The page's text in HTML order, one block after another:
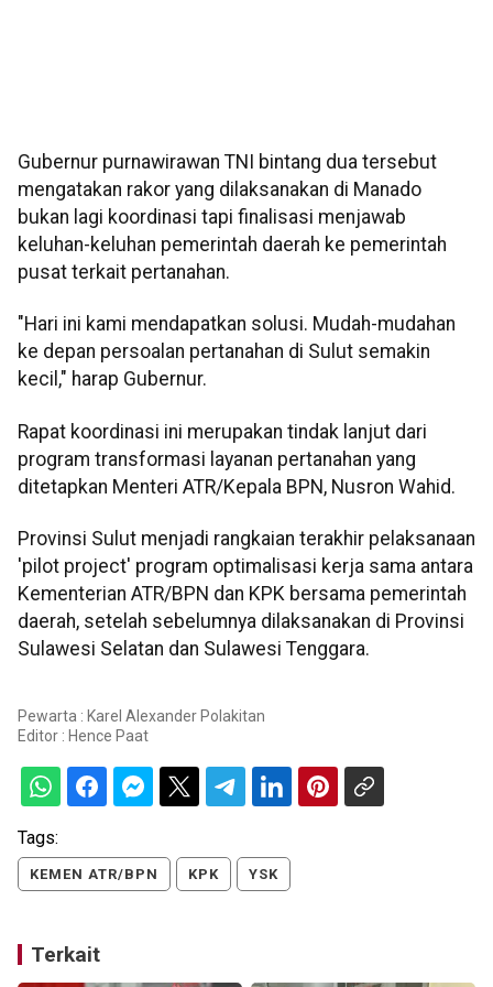
Gubernur purnawirawan TNI bintang dua tersebut
mengatakan rakor yang dilaksanakan di Manado
bukan lagi koordinasi tapi finalisasi menjawab
keluhan-keluhan pemerintah daerah ke pemerintah
pusat terkait pertanahan.
"Hari ini kami mendapatkan solusi. Mudah-mudahan
ke depan persoalan pertanahan di Sulut semakin
kecil," harap Gubernur.
Rapat koordinasi ini merupakan tindak lanjut dari
program transformasi layanan pertanahan yang
ditetapkan Menteri ATR/Kepala BPN, Nusron Wahid.
Provinsi Sulut menjadi rangkaian terakhir pelaksanaan
'pilot project' program optimalisasi kerja sama antara
Kementerian ATR/BPN dan KPK bersama pemerintah
daerah, setelah sebelumnya dilaksanakan di Provinsi
Sulawesi Selatan dan Sulawesi Tenggara.
Pewarta : Karel Alexander Polakitan
Editor : Hence Paat
Tags:
KEMEN ATR/BPN KPK YSK
Terkait